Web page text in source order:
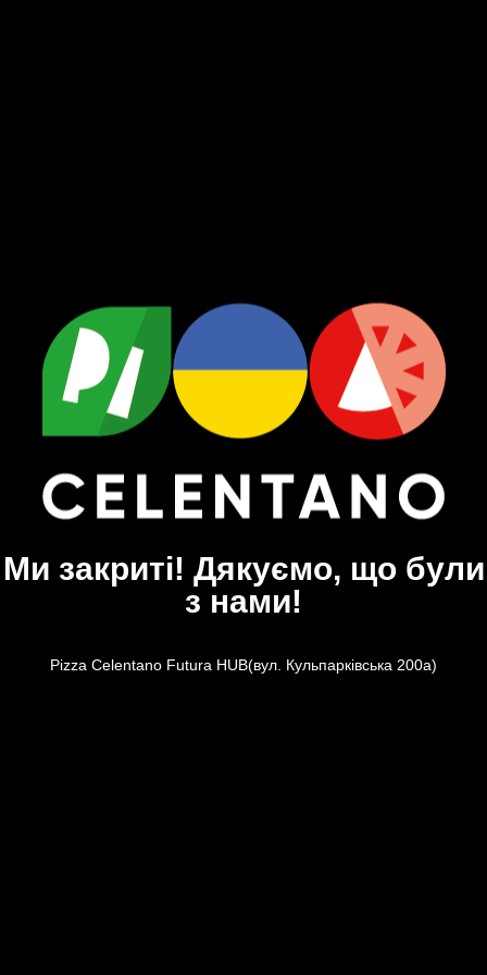
Ми закриті! Дякуємо, що були
з нами!
Pizza Celentano Futura HUB(вул. Кульпарківська 200а)